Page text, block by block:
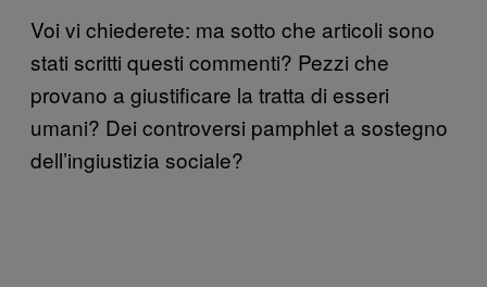
Voi vi chiederete: ma sotto che articoli sono
stati scritti questi commenti? Pezzi che
provano a giustificare la tratta di esseri
umani? Dei controversi pamphlet a sostegno
dell’ingiustizia sociale?